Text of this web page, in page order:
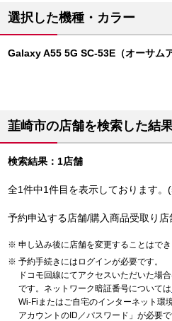
選択した機種・カラー
Galaxy A55 5G SC-53E（オーサム
韮崎市の店舗を検索した結
検索結果：1店舗
全1件中1件目を表示しております。
予約申込する店舗/購入商品受取り店
申し込み後に店舗を変更することはでき
予約手続きにはログインが必要です。
ドコモ回線にてアクセスいただいた場
です。ネットワーク暗証番号については
Wi-Fiまたはご自宅のインターネット環
アカウントのID／パスワード」が必要